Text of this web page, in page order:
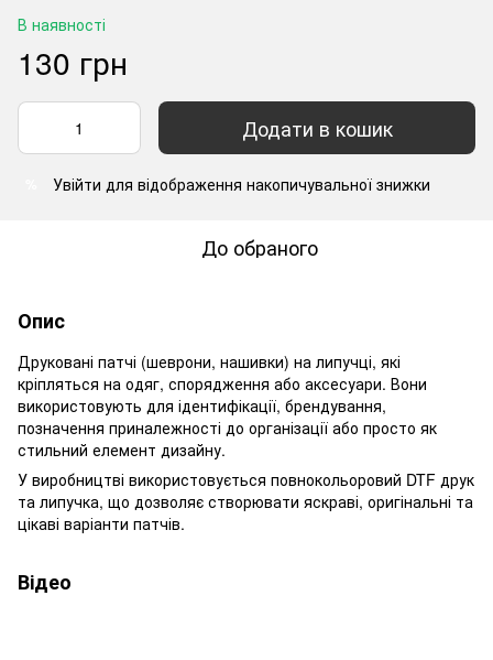
В наявності
130 грн
Додати в кошик
Увійти для відображення накопичувальної знижки
До обраного
Опис
Друковані патчі (шеврони, нашивки) на липучці, які
кріпляться на одяг, спорядження або аксесуари. Вони
використовують для ідентифікації, брендування,
позначення приналежності до організації або просто як
стильний елемент дизайну.
У виробництві використовується повнокольоровий DTF друк
та липучка, що дозволяє створювати яскраві, оригінальні та
цікаві варіанти патчів.
Відео